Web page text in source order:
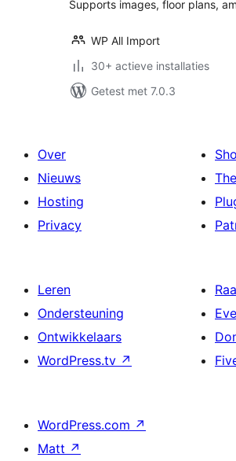
Supports images, floor plans,
WP All Import
30+ actieve installaties
Getest met 7.0.3
Over
Nieuws
Hosting
Privacy
Leren
Ondersteuning
Ontwikkelaars
WordPress.tv ↗
WordPress.com ↗
Matt ↗